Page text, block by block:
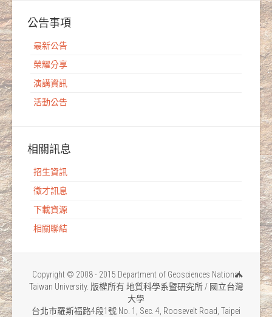
公告事項
最新公告
榮耀分享
演講資訊
活動公告
相關訊息
招生資訊
徵才訊息
下載資源
相關聯結
Copyright © 2008 - 2015 Department of Geosciences National
Taiwan University. 版權所有 地質科學系暨研究所 / 國立台灣
大學
台北市羅斯福路4段1號 No. 1, Sec. 4, Roosevelt Road, Taipei